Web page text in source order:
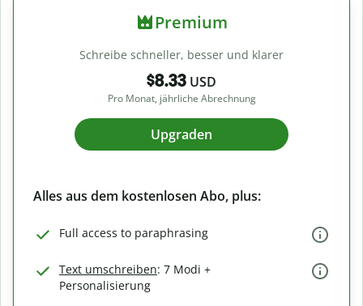
Premium
Schreibe schneller, besser und klarer
$8.33 USD
Pro Monat, jährliche Abrechnung
Upgraden
Alles aus dem kostenlosen Abo, plus:
Full access to paraphrasing
Text umschreiben: 7 Modi +
Personalisierung